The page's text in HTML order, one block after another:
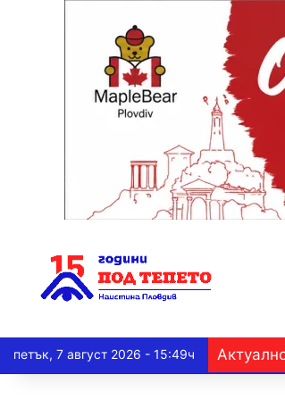
петък, 7 август 2026 - 15:49ч